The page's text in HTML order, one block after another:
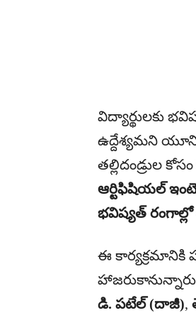
విద్యార్థులకు
ఉద్దేశ్యమని
తల్లిదండ్రుల కోసం
ఆర్టిఫిషియల్
భవిష్యత్
ఈ కార్యక్రమానికి
డి. పటేల్ (దాజీ),